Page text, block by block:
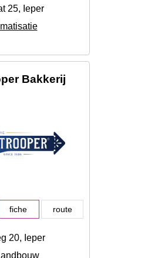
25, Ieper
Bakkerij
fiche route
20, Ieper